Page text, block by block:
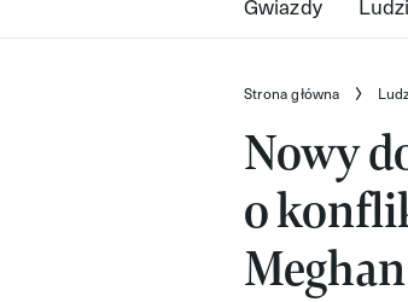
Strona główna
Nowy
o